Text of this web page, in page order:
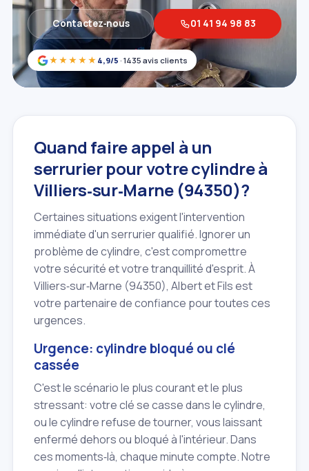
★★★★★ 4,9/5 · 1435 avis clients
Contactez‑nous 01 41 94 98 83
Quand faire appel à un
serrurier pour votre cylindre à
Villiers‑sur‑Marne (94350)?
Certaines situations exigent l'intervention
immédiate d'un serrurier qualifié. Ignorer un
problème de cylindre, c'est compromettre
votre sécurité et votre tranquillité d'esprit. À
Villiers‑sur‑Marne (94350), Albert et Fils est
votre partenaire de confiance pour toutes ces
urgences.
Urgence: cylindre bloqué ou clé
cassée
C'est le scénario le plus courant et le plus
stressant: votre clé se casse dans le cylindre,
ou le cylindre refuse de tourner, vous laissant
enfermé dehors ou bloqué à l'intérieur. Dans
ces moments‑là, chaque minute compte. Notre